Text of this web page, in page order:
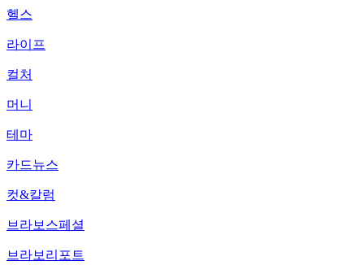
헬스
라이프
컬처
머니
테마
카드뉴스
컷&칼럼
브라보스페셜
브라보리포트